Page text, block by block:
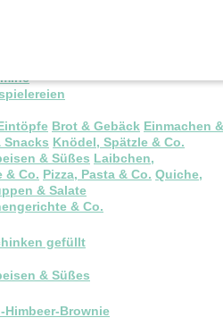
Brot & Gebäck Einmachen &
Snacks Knödel, Spätzle & Co.
& Süßes Laibchen,
& Co. Pizza, Pasta & Co. Quiche,
& Salate
& Co.
gefüllt
& Süßes
Himbeer-Brownie